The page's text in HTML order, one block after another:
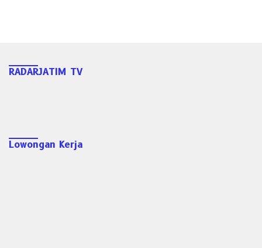
RADARJATIM TV
Lowongan Kerja